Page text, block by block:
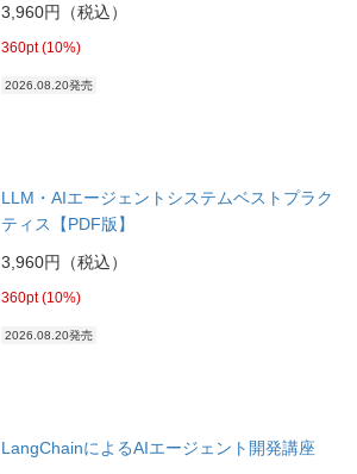
3,960円（税込）
360pt (10%)
2026.08.20発売
LLM・AIエージェントシステムベストプラク
ティス【PDF版】
3,960円（税込）
360pt (10%)
2026.08.20発売
LangChainによるAIエージェント開発講座